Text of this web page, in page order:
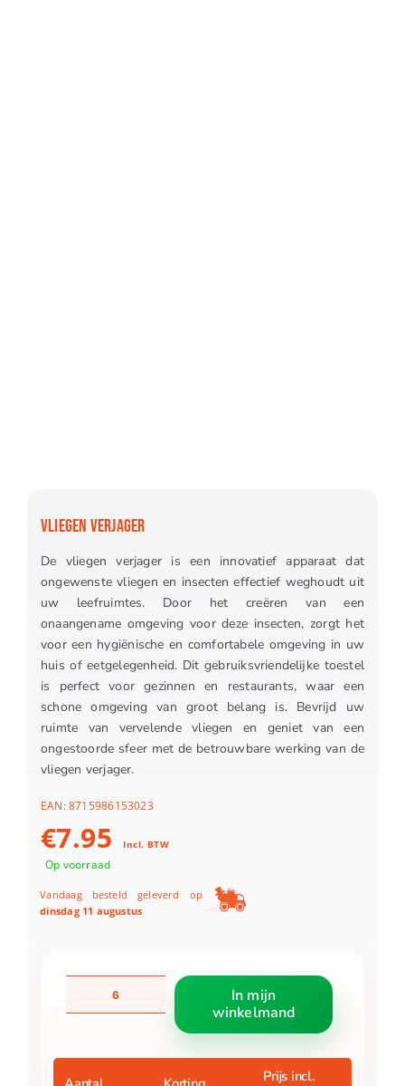
VLIEGEN VERJAGER
De vliegen verjager is een innovatief apparaat dat
ongewenste vliegen en insecten effectief weghoudt uit
uw leefruimtes. Door het creëren van een
onaangename omgeving voor deze insecten, zorgt het
voor een hygiënische en comfortabele omgeving in uw
huis of eetgelegenheid. Dit gebruiksvriendelijke toestel
is perfect voor gezinnen en restaurants, waar een
schone omgeving van groot belang is. Bevrijd uw
ruimte van vervelende vliegen en geniet van een
ongestoorde sfeer met de betrouwbare werking van de
vliegen verjager.
EAN:8715986153023
€7.95 Incl. BTW
Op voorraad
Vandaag besteld geleverd op
dinsdag 11 augustus
verjager
In mijn
winkelmand
Prijs incl.